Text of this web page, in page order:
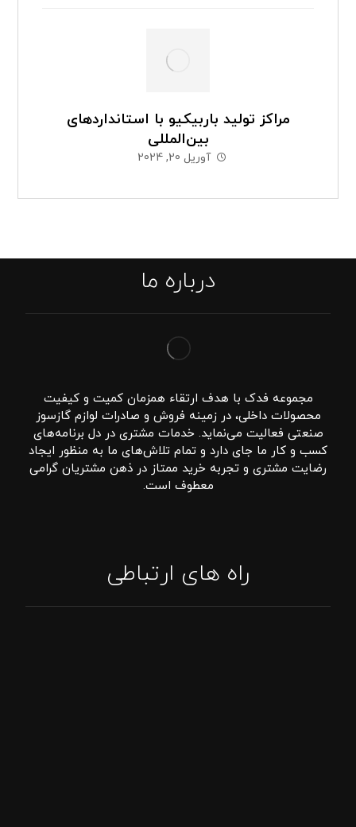
مراکز تولید باربیکیو با استانداردهای
بین‌المللی
آوریل 20, 2024
درباره ما
مجموعه فدک با هدف ارتقاء همزمان کمیت و کیفیت
محصولات داخلی، در زمینه فروش و صادرات لوازم گازسوز
صنعتی فعالیت می‌نماید. خدمات مشتری در دل برنامه‌های
کسب و کار ما جای دارد و تمام تلاش‌های ما به منظور ایجاد
رضایت مشتری و تجربه خرید ممتاز در ذهن مشتریان گرامی
معطوف است.
راه های ارتباطی